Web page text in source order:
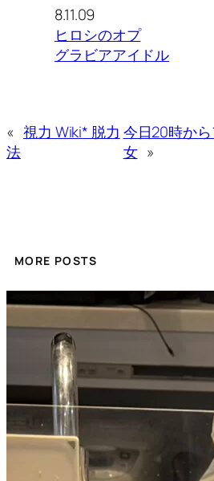
8.11.09
ヒロシのオプ
グラビアアイドル
« 視力 Wiki* 脱力
法
今日20時か
女 »
MORE POSTS